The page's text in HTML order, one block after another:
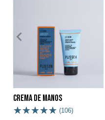
Crema de manos
(106)